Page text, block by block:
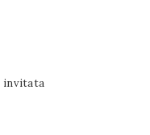
invitata